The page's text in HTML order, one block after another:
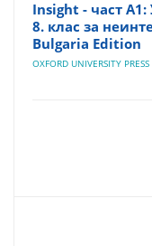
Insight - част
8. клас за
Bulgaria Edition
OXFORD UNIVERSITY PRESS